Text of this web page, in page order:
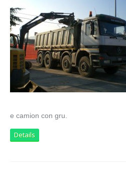
e camion con gru.
Details